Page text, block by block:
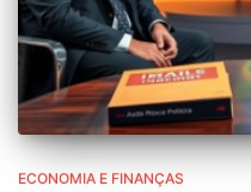
ECONOMIA E FINANÇAS